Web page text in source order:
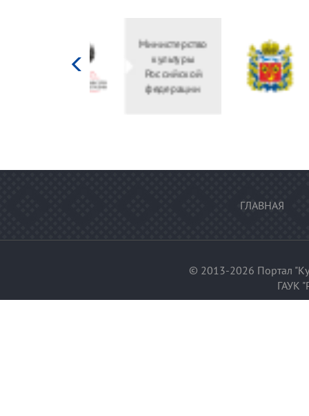
Министерство
культуры
Российской
федерации
ГЛАВНАЯ
© 2013-2026 Портал
ГАУК